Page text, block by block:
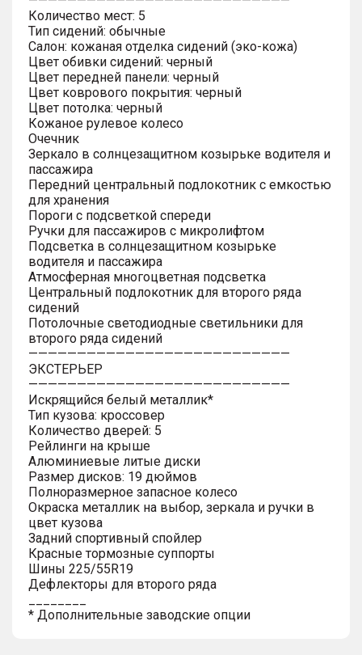
Количество мест: 5
Тип сидений: обычные
Салон: кожаная отделка сидений (эко-кожа)
Цвет обивки сидений: черный
Цвет передней панели: черный
Цвет коврового покрытия: черный
Цвет потолка: черный
Кожаное рулевое колесо
Очечник
Зеркало в солнцезащитном козырьке водителя и
пассажира
Передний центральный подлокотник с емкостью
для хранения
Пороги с подсветкой спереди
Ручки для пассажиров с микролифтом
Подсветка в солнцезащитном козырьке
водителя и пассажира
Атмосферная многоцветная подсветка
Центральный подлокотник для второго ряда
сидений
Потолочные светодиодные светильники для
второго ряда сидений
———————————————————————————
ЭКСТЕРЬЕР
———————————————————————————
Искрящийся белый металлик*
Тип кузова: кроссовер
Количество дверей: 5
Рейлинги на крыше
Алюминиевые литые диски
Размер дисков: 19 дюймов
Полноразмерное запасное колесо
Окраска металлик на выбор, зеркала и ручки в
цвет кузова
Задний спортивный спойлер
Красные тормозные суппорты
Шины 225/55R19
Дефлекторы для второго ряда
* Дополнительные заводские опции